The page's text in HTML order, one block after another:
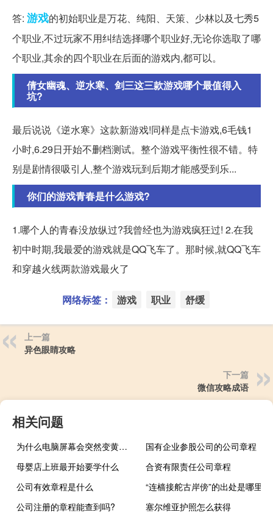
答: 游戏的初始职业是万花、纯阳、天策、少林以及七秀5
个职业,不过玩家不用纠结选择哪个职业好,无论你选取了哪
个职业,其余的四个职业在后面的游戏内,都可以。
倩女幽魂、逆水寒、剑三这三款游戏哪个最值得入
坑?
最后说说《逆水寒》这款新游戏!同样是点卡游戏,6毛钱1
小时,6.29日开始不删档测试。整个游戏平衡性很不错。特
别是剧情很吸引人,整个游戏玩到后期才能感受到乐...
你们的游戏青春是什么游戏?
1.哪个人的青春没放纵过?我曾经也为游戏疯狂过! 2.在我
初中时期,我最爱的游戏就是QQ飞车了。那时候,就QQ飞车
和穿越火线两款游戏最火了
网络标签： 游戏 职业 舒缓
上一篇
异色眼睛攻略
下一篇
微信攻略成语
相关问题
为什么电脑屏幕会突然变黄（为什么电脑屏幕会变黄）
国有企业参股公司的公司章程
母婴店上班最开始要学什么
合资有限责任公司章程
公司有效章程是什么
“连樯接舵古岸傍”的出处是哪里
公司注册的章程能查到吗?
塞尔维亚护照怎么获得